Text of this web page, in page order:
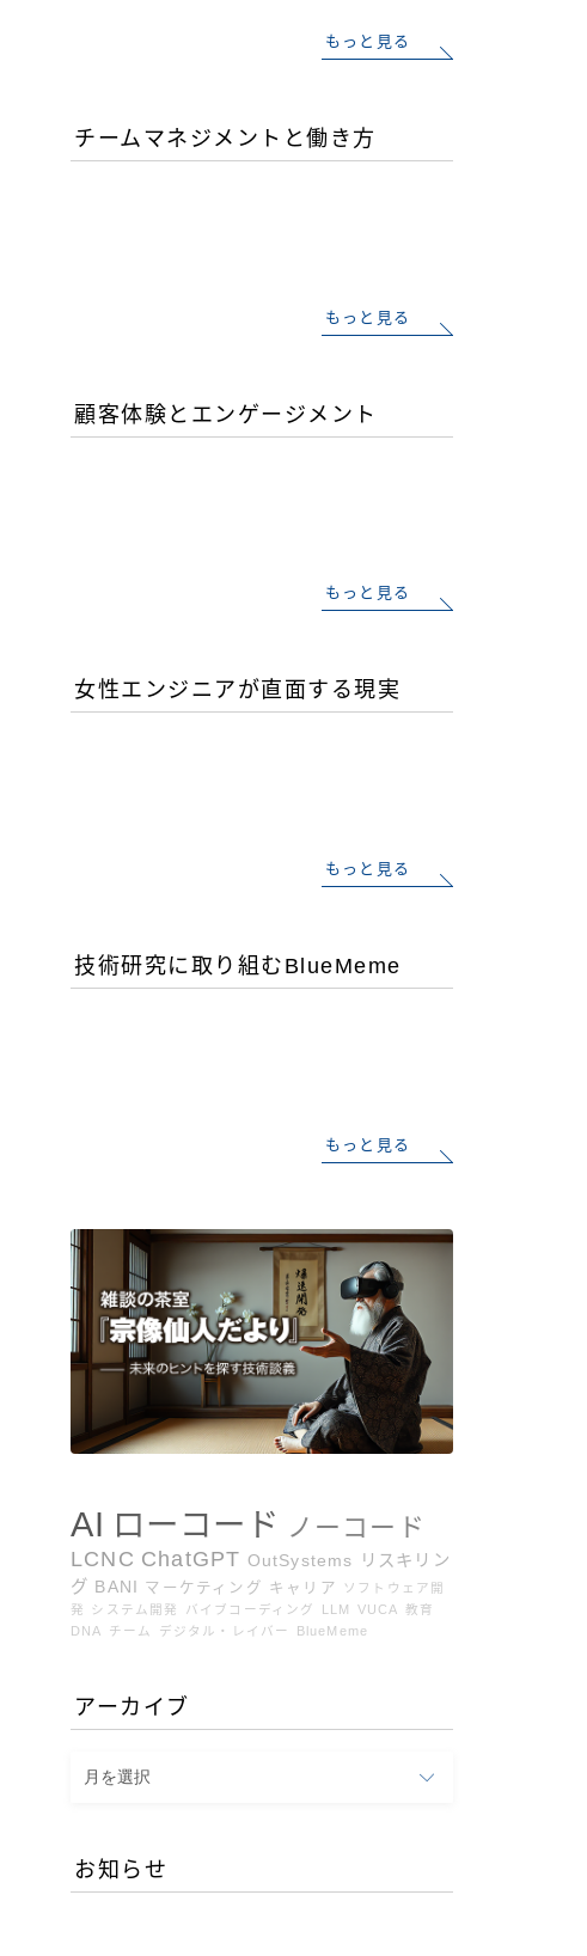
もっと見る
チームマネジメントと働き方
もっと見る
顧客体験とエンゲージメント
もっと見る
女性エンジニアが直面する現実
もっと見る
技術研究に取り組むBlueMeme
もっと見る
AI ローコード ノーコード
LCNC ChatGPT OutSystems
リスキリン
グ BANI マーケティング キャリア
ソフトウェア開
発
システム開発 バイブコーディング LLM VUCA
教育
DNA
チーム デジタル・レイバー BlueMeme
アーカイブ
ア
ブ
お知らせ